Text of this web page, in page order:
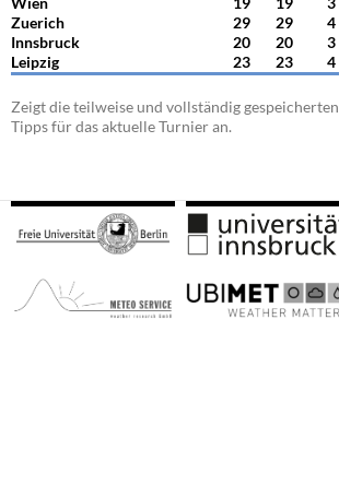
Zuerich
29 29
4
Innsbruck
20 20
3
Leipzig
23 23 4
Zeigt die teilweise und vollständig gespeicherten
Tipps für das aktuelle Turnier an.